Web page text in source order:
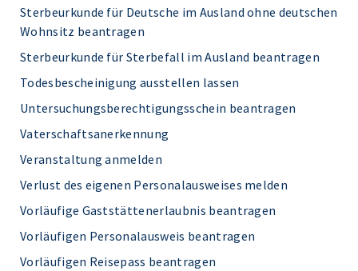
Sterbeurkunde für Deutsche im Ausland ohne deutschen
Wohnsitz beantragen
Sterbeurkunde für Sterbefall im Ausland beantragen
Todesbescheinigung ausstellen lassen
Untersuchungsberechtigungsschein beantragen
Vaterschaftsanerkennung
Veranstaltung anmelden
Verlust des eigenen Personalausweises melden
Vorläufige Gaststättenerlaubnis beantragen
Vorläufigen Personalausweis beantragen
Vorläufigen Reisepass beantragen